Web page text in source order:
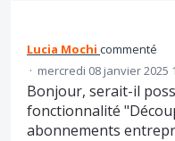
Lucia Mochi commenté
· mercredi 08 janvier 2025
Bonjour, serait-il
fonctionnalité
abonnements